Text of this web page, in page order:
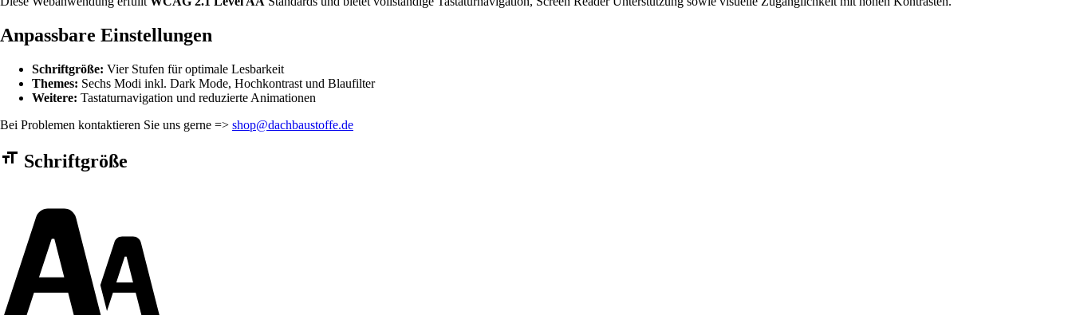
Anpassbare Einstellungen
Schriftgröße: Vier Stufen für optimale Lesbarkeit
Themes: Sechs Modi inkl. Dark Mode, Hochkontrast und Blaufilter
Weitere: Tastaturnavigation und reduzierte Animationen
Bei Problemen kontaktieren Sie uns gerne => shop@dachbaustoffe.de
Barrierefreiheit Einstellungen Formular
Schriftgröße